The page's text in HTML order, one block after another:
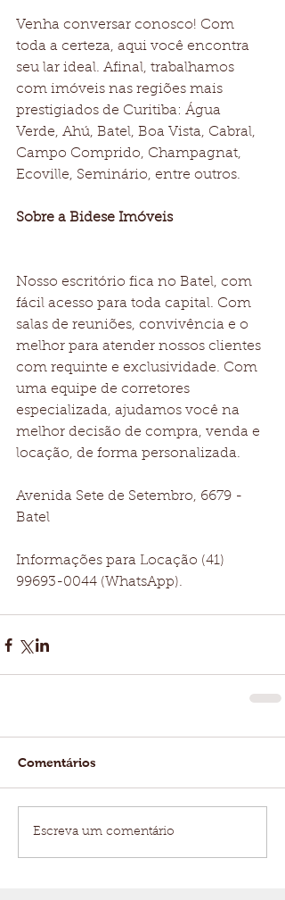
Venha conversar conosco! Com
toda a certeza, aqui você encontra
seu lar ideal. Afinal, trabalhamos
com imóveis nas regiões mais
prestigiados de Curitiba: Água
Verde, Ahú, Batel, Boa Vista, Cabral,
Campo Comprido, Champagnat,
Ecoville, Seminário, entre outros.
Sobre a Bidese Imóveis
Nosso escritório fica no Batel, com
fácil acesso para toda capital. Com
salas de reuniões, convivência e o
melhor para atender nossos clientes
com requinte e exclusividade. Com
uma equipe de corretores
especializada, ajudamos você na
melhor decisão de compra, venda e
locação, de forma personalizada.
Avenida Sete de Setembro, 6679 -
Batel
Informações para Locação (41)
99693-0044 (WhatsApp).
Comentários
Escreva um comentário